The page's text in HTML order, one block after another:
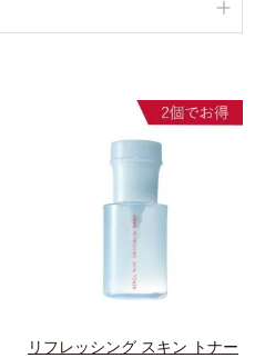
リフレッシング スキン トナー